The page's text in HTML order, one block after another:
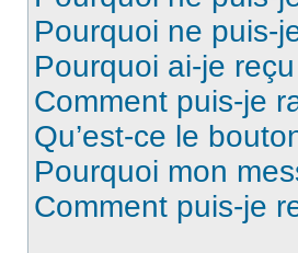
Pourquoi ne puis-
Pourquoi ai-je
Comment puis-je
Qu’est-ce le
Pourquoi mon
Comment puis-je